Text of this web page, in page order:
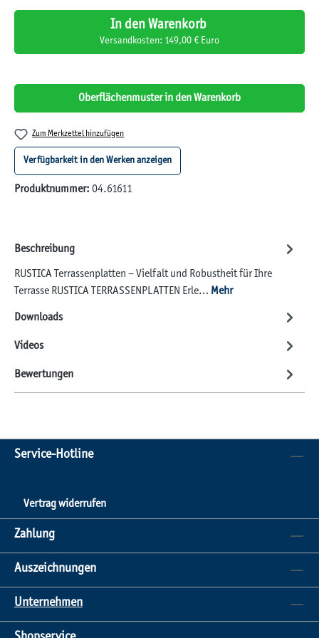
In den Warenkorb
Versandkosten: 149,00 € Euro
Oberflächenmuster in den Warenkorb
Zum Merkzettel hinzufügen
Verfügbarkeit in den Werken anzeigen
Produktnummer: 04.61611
Beschreibung
RUSTICA Terrassenplatten – Vielfalt und Robustheit für Ihre
Terrasse RUSTICA TERRASSENPLATTEN Erle… Mehr
Downloads
Videos
Bewertungen
Service-Hotline
Vertrag widerrufen
Zahlung
Auszeichnungen
Unternehmen